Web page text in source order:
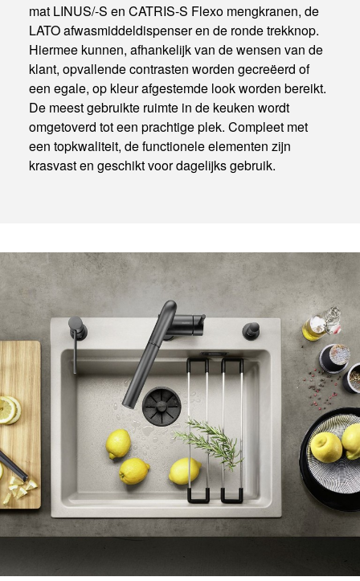
mat LINUS/-S en CATRIS-S Flexo mengkranen, de
LATO afwasmiddeldispenser en de ronde trekknop.
Hiermee kunnen, afhankelijk van de wensen van de
klant, opvallende contrasten worden gecreëerd of
een egale, op kleur afgestemde look worden bereikt.
De meest gebruikte ruimte in de keuken wordt
omgetoverd tot een prachtige plek. Compleet met
een topkwaliteit, de functionele elementen zijn
krasvast en geschikt voor dagelijks gebruik.